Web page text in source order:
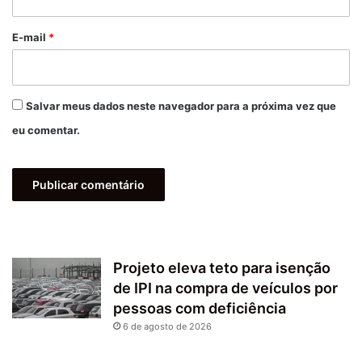
*
E-mail *
Salvar meus dados neste navegador para a próxima vez que
eu comentar.
Projeto eleva teto para isenção
de IPI na compra de veículos por
pessoas com deficiência
6 de agosto de 2026